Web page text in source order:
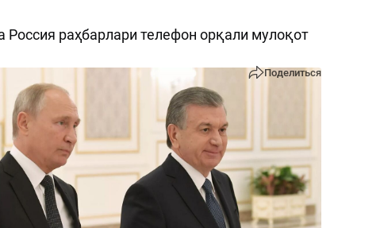
Россия раҳбарлари телефон орқали мулоқот
Поделиться